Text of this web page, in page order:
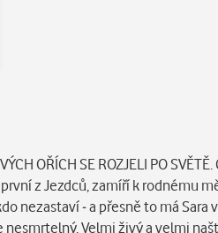
OŘÍCH SE ROZJELI PO
první z Jezdců, zamíří k rodnému
nezastaví - a přesně to má
Velmi živý a velmi